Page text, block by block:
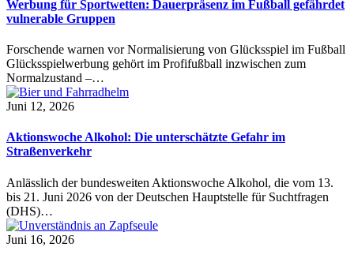
Werbung für Sportwetten: Dauerpräsenz im Fußball gefährdet
vulnerable Gruppen
Forschende warnen vor Normalisierung von Glücksspiel im Fußball
Glücksspielwerbung gehört im Profifußball inzwischen zum
Normalzustand –…
Juni 12, 2026
Aktionswoche Alkohol: Die unterschätzte Gefahr im
Straßenverkehr
Anlässlich der bundesweiten Aktionswoche Alkohol, die vom 13.
bis 21. Juni 2026 von der Deutschen Hauptstelle für Suchtfragen
(DHS)…
Juni 16, 2026